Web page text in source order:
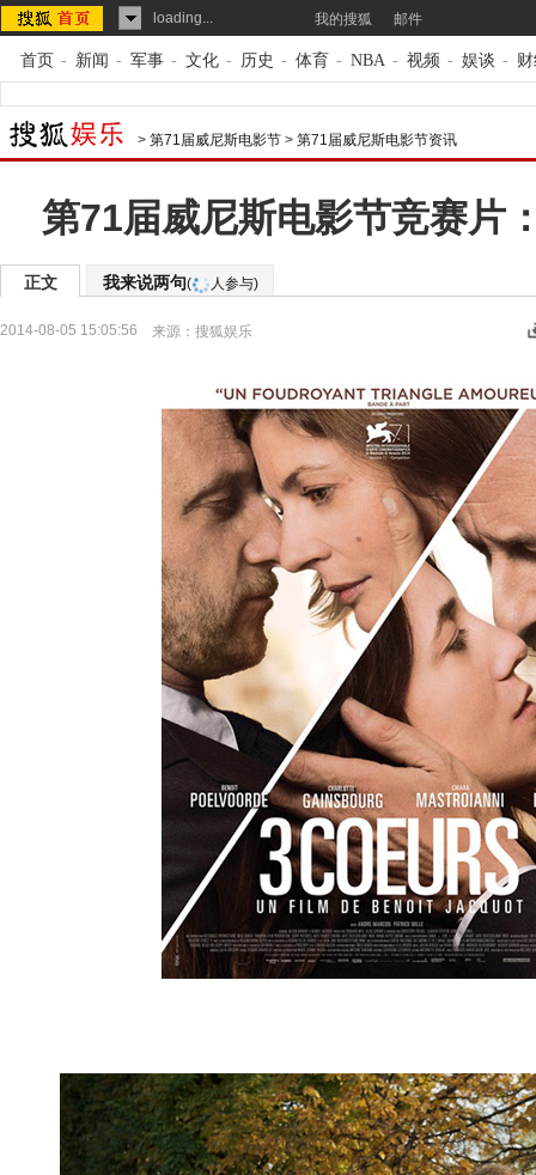
loading... 我的搜狐 邮件
首页 - 新闻 - 军事 - 文化 - 历史 - 体育 - NBA - 视频 - 娱谈 -
> 第71届威尼斯电影节 > 第71届威尼斯电影节资讯
第71届威尼斯电影节竞赛片
正文 我来说两句( 人参与)
2014-08-05 15:05:56 来源： 搜狐娱乐